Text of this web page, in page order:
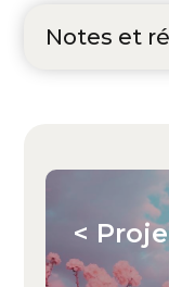
Notes et
<